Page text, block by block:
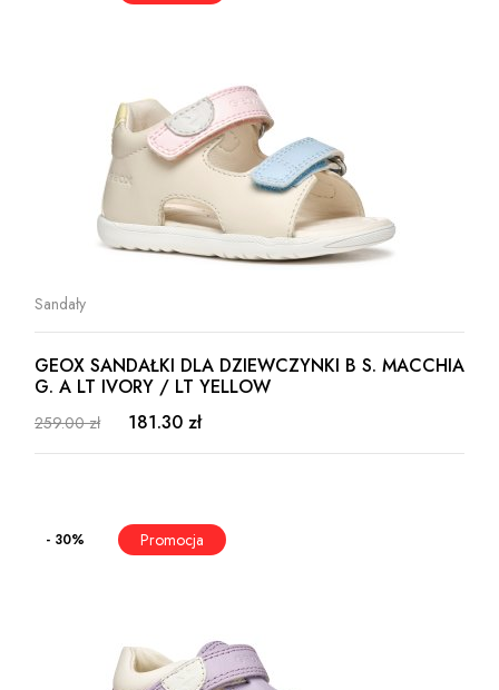
Sandały
GEOX SANDAŁKI DLA DZIEWCZYNKI B S. MACCHIA
G. A LT IVORY / LT YELLOW
259.00 zł 181.30 zł
- 30%